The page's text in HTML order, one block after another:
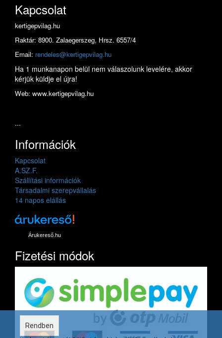
Kapcsolat
kertigepvilag.hu
Raktár: 8900. Zalaegerszeg, Hrsz. 6557/4
Email: rendeles@kertigepvilag.hu
Ha 1 munkanapon belül nem válaszolunk levelére, akkor
kérjük küldje el újra!
Web: www.kertigepvilag.hu
...
Információk
Kapcsolat
A.SZ.F.
Szállítási információk
Társadalmi szerepvállalás
14 napos elállás
Árukereső.hu
Fizetési módok
Rendben